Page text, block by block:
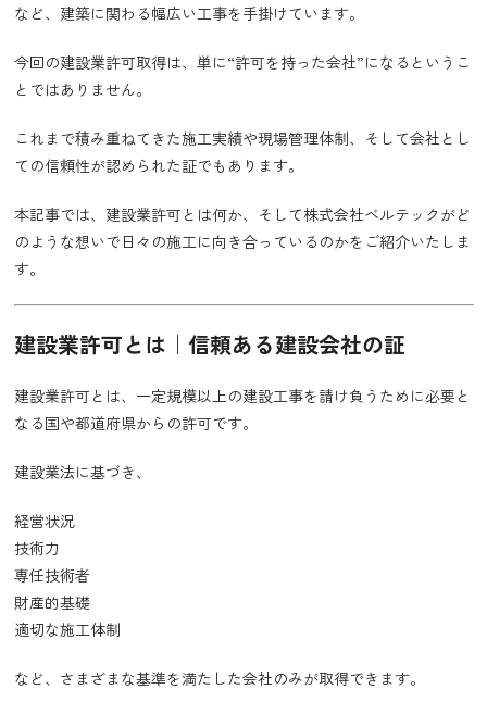
など、建築に関わる幅広い工事を手掛けています。
今回の建設業許可取得は、単に“許可を持った会社”になるというこ
とではありません。
これまで積み重ねてきた施工実績や現場管理体制、そして会社とし
ての信頼性が認められた証でもあります。
本記事では、建設業許可とは何か、そして株式会社ベルテックがど
のような想いで日々の施工に向き合っているのかをご紹介いたしま
す。
建設業許可とは｜信頼ある建設会社の証
建設業許可とは、一定規模以上の建設工事を請け負うために必要と
なる国や都道府県からの許可です。
建設業法に基づき、
経営状況
技術力
専任技術者
財産的基礎
適切な施工体制
など、さまざまな基準を満たした会社のみが取得できます。